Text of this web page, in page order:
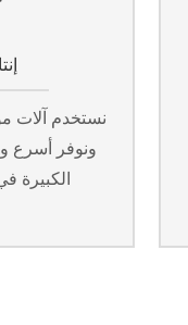
نستخدم آلات
ونوفر أسرع
الكبيرة في